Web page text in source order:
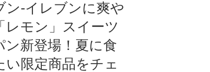
ン‐イレブンに爽や
レモン」スイーツ
ン新登場！夏に食
い限定商品をチェ